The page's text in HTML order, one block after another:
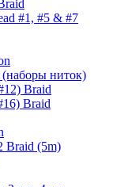
#1, #5 & #7
ниток)
Braid
Braid
Braid (5m)